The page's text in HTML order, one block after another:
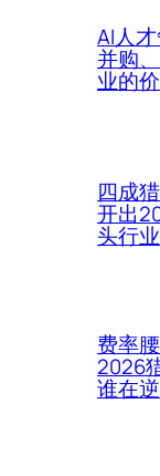
AI人
并购
业的
四成
开出
头行
费率
2026
谁在